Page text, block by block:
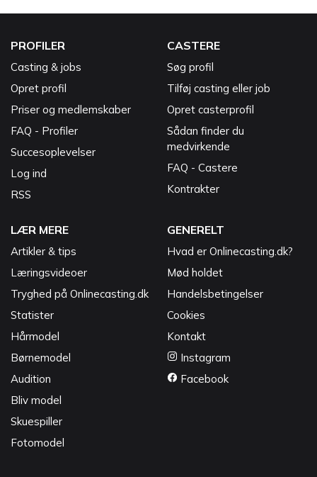
PROFILER
Casting & jobs
Opret profil
Priser og medlemskaber
FAQ - Profiler
Succesoplevelser
Log ind
RSS
CASTERE
Søg profil
Tilføj casting eller job
Opret casterprofil
Sådan finder du
medvirkende
FAQ - Castere
Kontrakter
LÆR MERE
Artikler & tips
Læringsvideoer
Tryghed på Onlinecasting.dk
Statister
Hårmodel
Børnemodel
Audition
Bliv model
Skuespiller
Fotomodel
GENERELT
Hvad er Onlinecasting.dk?
Mød holdet
Handelsbetingelser
Cookies
Kontakt
Instagram
Facebook